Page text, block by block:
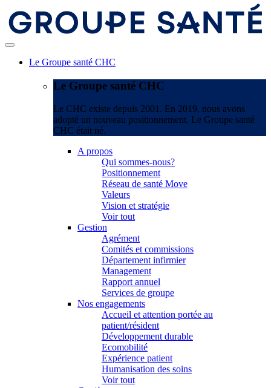
Le Groupe santé CHC
Le Groupe santé CHC
Le CHC existe depuis 2001. En 2019, nous avons
adopté un nouveau positionnement. Le Groupe santé
CHC était né.
A propos
Qui sommes-nous?
Positionnement
Réseau de santé Move
Valeurs
Vision et stratégie
Voir tout
Gestion
Agrément
Comités et commissions
Département infirmier
Management
Rapport annuel
Services de groupe
Nos engagements
Accueil et attention portée au
patient/résident
Développement durable
Ecomobilité
Expérience patient
Humanisation des soins
Voir tout